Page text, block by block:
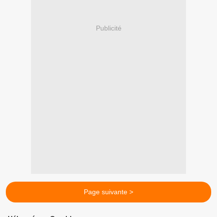
Publicité
Page suivante >